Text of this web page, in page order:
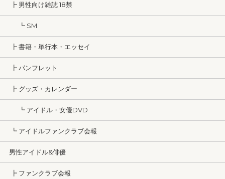
┣ 男性向け雑誌 18禁
┗ SM
┣ 書籍・単行本・エッセイ
┣ パンフレット
┣ グッズ・カレンダー
┗ アイドル・女優DVD
┗ アイドルファンクラブ会報
男性アイドル&俳優
┣ ファンクラブ会報